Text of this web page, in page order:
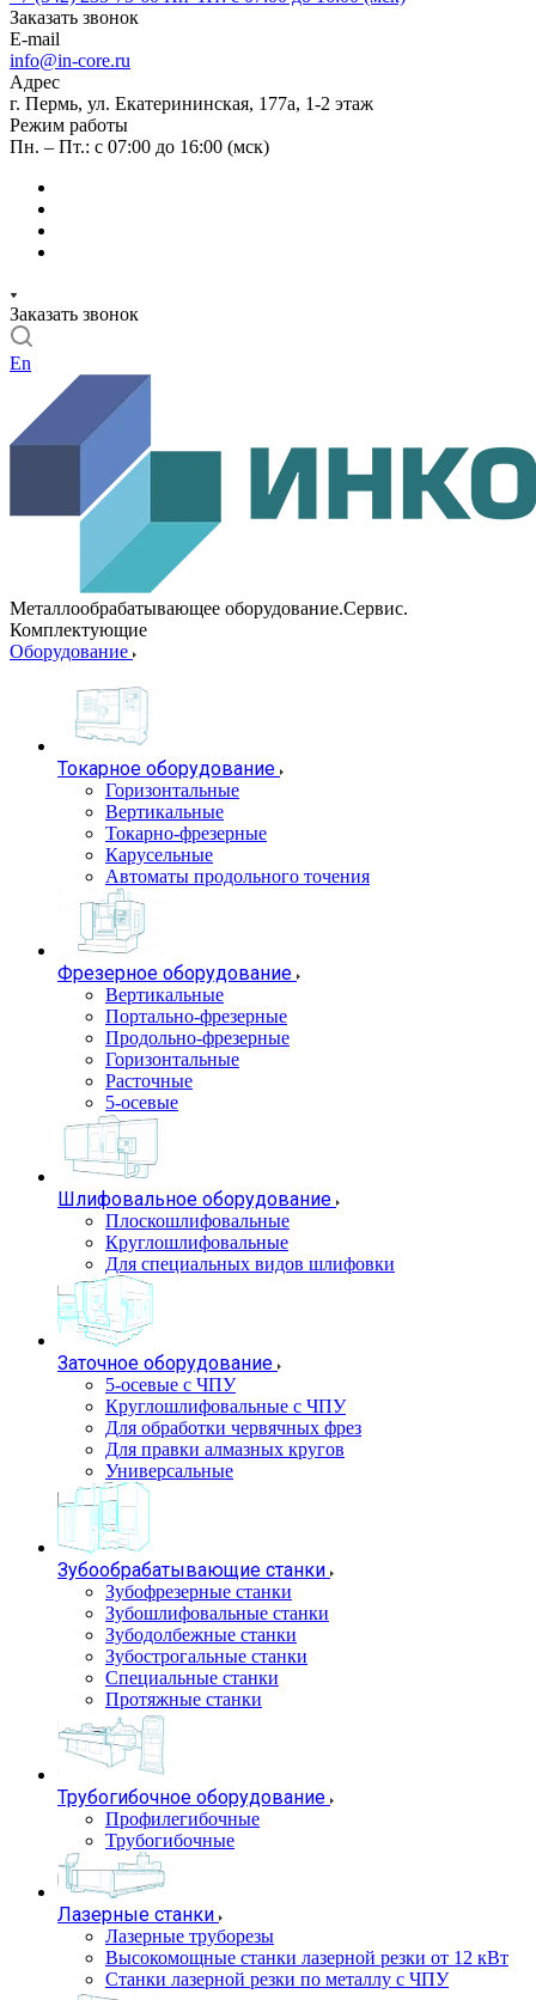
Заказать звонок
E-mail
info@in-core.ru
Адрес
г. Пермь, ул. ​Екатерининская, 177а, ​1-2 этаж
Режим работы
Пн. – Пт.: с 07:00 до 16:00 (мск)
Заказать звонок
En
Металлообрабатывающее оборудование.Сервис.
Комплектующие
Оборудование
Токарное оборудование
Горизонтальные
Вертикальные
Токарно-фрезерные
Карусельные
Автоматы продольного точения
Фрезерное оборудование
Вертикальные
Портально-фрезерные
Продольно-фрезерные
Горизонтальные
Расточные
5-осевые
Шлифовальное оборудование
Плоскошлифовальные
Круглошлифовальные
Для специальных видов шлифовки
Заточное оборудование
5-осевые с ЧПУ
Круглошлифовальные с ЧПУ
Для обработки червячных фрез
Для правки алмазных кругов
Универсальные
Зубообрабатывающие станки
Зубофрезерные станки
Зубошлифовальные станки
Зубодолбежные станки
Зубострогальные станки
Специальные станки
Протяжные станки
Трубогибочное оборудование
Профилегибочные
Трубогибочные
Лазерные станки
Лазерные труборезы
Высокомощные станки лазерной резки от 12 кВт
Станки лазерной резки по металлу с ЧПУ